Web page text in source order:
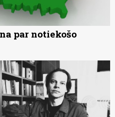
par notiekošo